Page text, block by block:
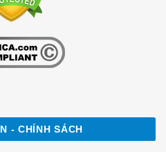
- CHÍNH SÁCH